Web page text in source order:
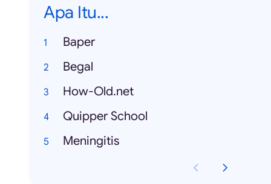
Apa Itu...
Baper
Begal
How-Old.net
Quipper School
Meningitis